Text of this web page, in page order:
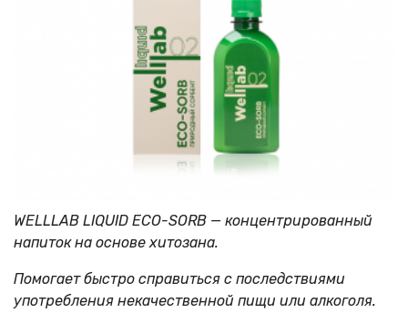
WELLLAB LIQUID ECO-SORB — концентрированный
напиток на основе хитозана.
Помогает быстро справиться с последствиями
употребления некачественной пищи или алкоголя.